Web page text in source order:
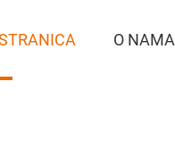
O NAMA